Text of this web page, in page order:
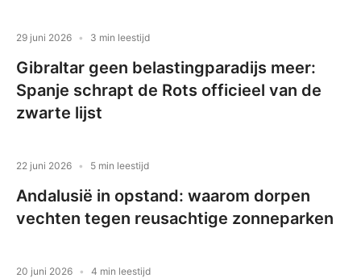
29 juni 2026 3 min leestijd
Gibraltar geen belastingparadijs meer:
Spanje schrapt de Rots officieel van de
zwarte lijst
22 juni 2026 5 min leestijd
Andalusië in opstand: waarom dorpen
vechten tegen reusachtige zonneparken
20 juni 2026 4 min leestijd